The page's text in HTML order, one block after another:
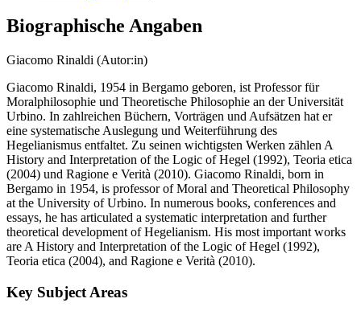
Biographische Angaben
Giacomo Rinaldi (Autor:in)
Giacomo Rinaldi, 1954 in Bergamo geboren, ist Professor für
Moralphilosophie und Theoretische Philosophie an der Universität
Urbino. In zahlreichen Büchern, Vorträgen und Aufsätzen hat er
eine systematische Auslegung und Weiterführung des
Hegelianismus entfaltet. Zu seinen wichtigsten Werken zählen A
History and Interpretation of the Logic of Hegel (1992), Teoria etica
(2004) und Ragione e Verità (2010). Giacomo Rinaldi, born in
Bergamo in 1954, is professor of Moral and Theoretical Philosophy
at the University of Urbino. In numerous books, conferences and
essays, he has articulated a systematic interpretation and further
theoretical development of Hegelianism. His most important works
are A History and Interpretation of the Logic of Hegel (1992),
Teoria etica (2004), and Ragione e Verità (2010).
Key Subject Areas